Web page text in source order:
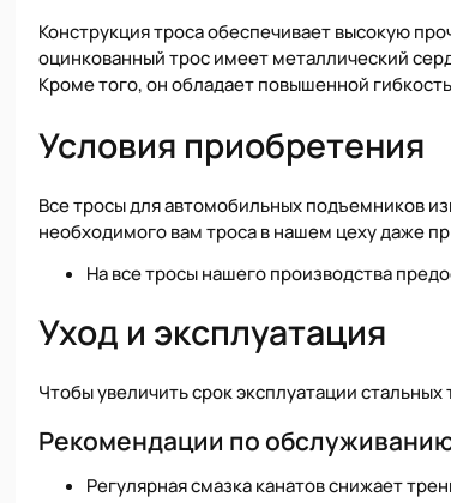
Конструкция троса обеспечивает высокую
оцинкованный трос имеет металлический
Кроме того, он обладает повышенной
Условия приобретения
Все тросы для автомобильных подъемников
необходимого вам троса в нашем цеху даже
На все тросы нашего производства
Уход и эксплуатация
Чтобы увеличить срок эксплуатации
Рекомендации по
Регулярная смазка канатов снижает